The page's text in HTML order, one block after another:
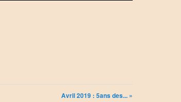
Avril 2019 : 5ans des... »